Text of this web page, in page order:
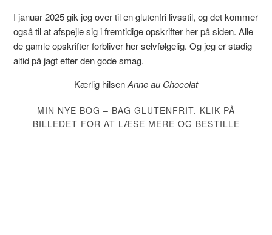
I januar 2025 gik jeg over til en glutenfri livsstil, og det kommer
også til at afspejle sig i fremtidige opskrifter her på siden. Alle
de gamle opskrifter forbliver her selvfølgelig. Og jeg er stadig
altid på jagt efter den gode smag.
Kærlig hilsenAnne au Chocolat
MIN NYE BOG – BAG GLUTENFRIT. KLIK PÅ
BILLEDET FOR AT LÆSE MERE OG BESTILLE